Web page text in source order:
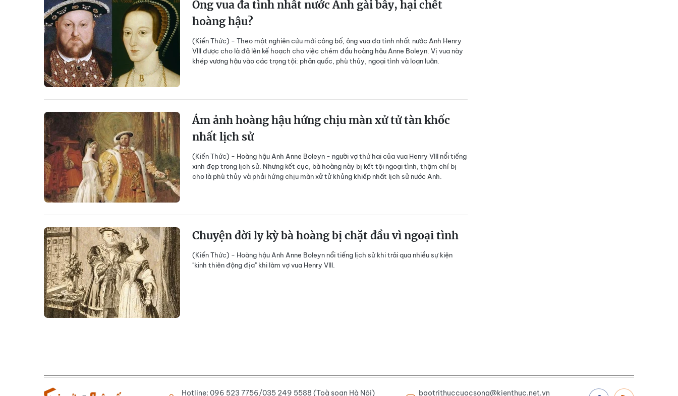
Ông vua đa tình nhất nước Anh gài bẫy, hại chết
hoàng hậu?
(Kiến Thức) - Theo một nghiên cứu mới công bố, ông vua đa tình nhất nước Anh Henry
VIII được cho là đã lên kế hoạch cho việc chém đầu hoàng hậu Anne Boleyn. Vị vua này
khép vương hậu vào các trọng tội: phản quốc, phù thủy, ngoại tình và loạn luân.
Ám ảnh hoàng hậu hứng chịu màn xử tử tàn khốc
nhất lịch sử
(Kiến Thức) - Hoàng hậu Anh Anne Boleyn - người vợ thứ hai của vua Henry VIII nổi tiếng
xinh đẹp trong lịch sử. Nhưng kết cục, bà hoàng này bị kết tội ngoại tình, thậm chí bị
cho là phù thủy và phải hứng chịu màn xử tử khủng khiếp nhất lịch sử nước Anh.
Chuyện đời ly kỳ bà hoàng bị chặt đầu vì ngoại tình
(Kiến Thức) - Hoàng hậu Anh Anne Boleyn nổi tiếng lịch sử khi trải qua nhiều sự kiện
"kinh thiên động địa" khi làm vợ vua Henry VIII.
Hotline: 096 523 7756/035 249 5588 (Toà soạn Hà Nội) baotrithuccuocsong@kienthuc.net.vn